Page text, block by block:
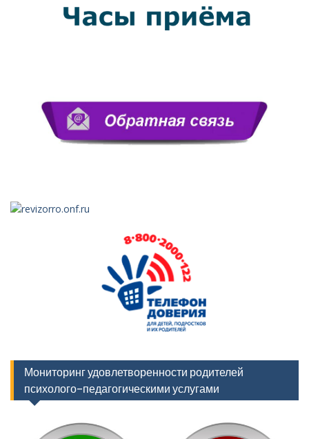
Мониторинг удовлетворенности родителей
психолого-педагогическими услугами